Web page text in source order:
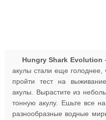
Hungry Shark Evolution
акулы стали еще голоднее,
пройти тест на
акулы. Вырастите из
тонную акулу. Ешьте все
разнообразные водные